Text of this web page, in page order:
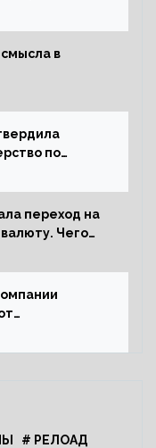
смысла в
по
переход на
Чего
# РЕЛОАД